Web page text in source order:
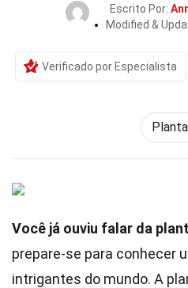
Escrito Por:
Modified &
Verificado por Especialista
Você já ouviu falar da
prepare-se para conhecer
intrigantes do mundo. A